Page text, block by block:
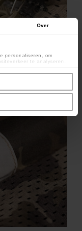
Over
personaliseren, om
te analyseren.
deze gegevens
verstrekt of die ze hebben